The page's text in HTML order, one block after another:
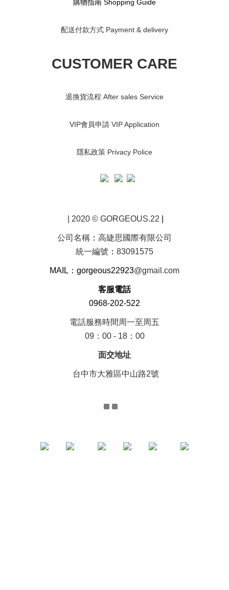
購物指南 Shopping Guide
配送付款方式 Payment & delivery
CUSTOMER CARE
退換貨流程 After sales Service
VIP會員申請 VIP Application
隱私政策 Privacy Police
| 2020 © GORGEOUS.22
公司名稱 ： 高緁思國際有限公司
統一編號 ： 83091575
MAIL：gorgeous22923@gmail.com
客服電話
0968-202-522
電話服務時間周一至周五
09：00 - 18：00
面交地址
台中市大雅區中山路2號